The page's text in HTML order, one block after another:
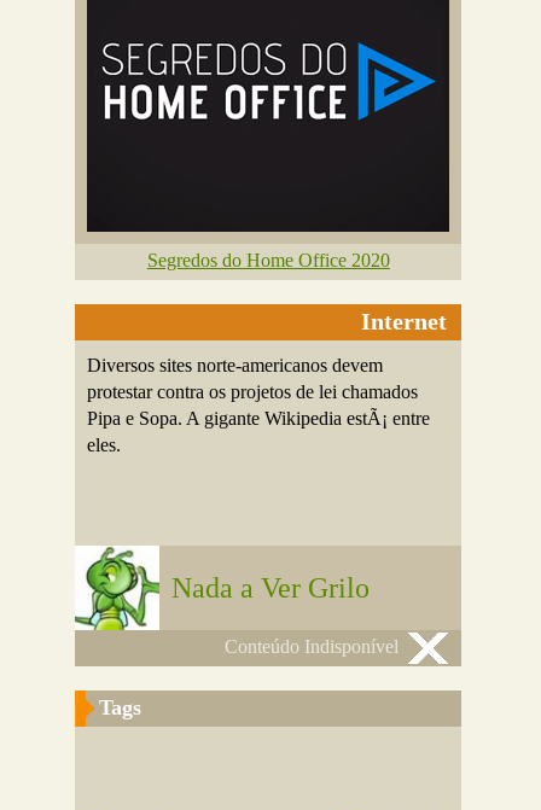
Segredos do Home Office 2020
Internet
Diversos sites norte-americanos devem
protestar contra os projetos de lei chamados
Pipa e Sopa. A gigante Wikipedia estÃ¡ entre
eles.
Nada a Ver Grilo
Conteúdo Indisponível
Tags